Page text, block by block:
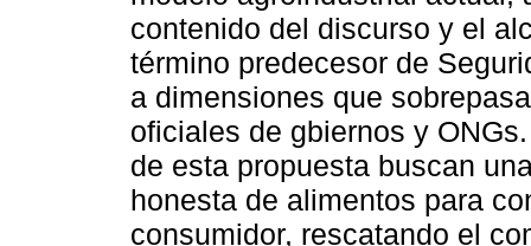
contenido del discurso y el
término predecesor de
a dimensiones que
oficiales de gbiernos y
de esta propuesta buscan
honesta de alimentos para
consumidor, rescatando el